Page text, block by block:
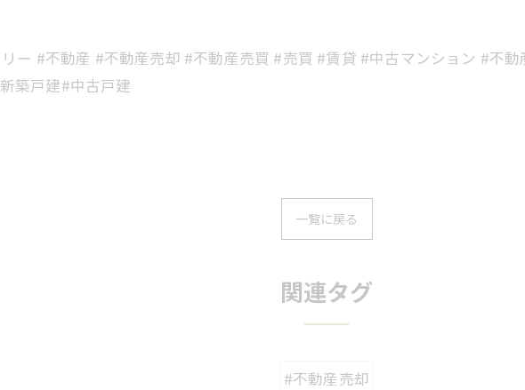
ー #不動産 #不動産売却 #不動産売買 #売買 #賃貸 #中古マンション #不
築戸建#中古戸建
一覧に戻る
関連タグ
#不動産売却